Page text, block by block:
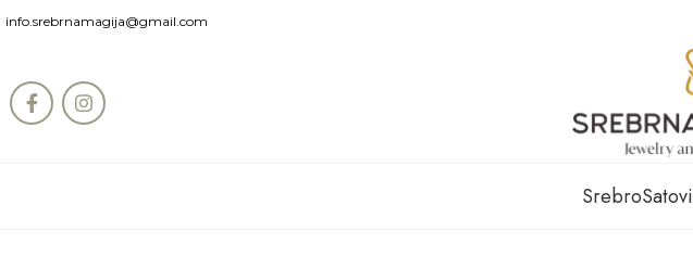
info.srebrnamagija@gmail.com
SrebroSatovi